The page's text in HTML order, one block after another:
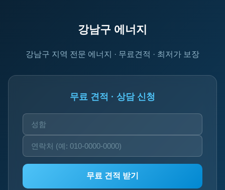
강남구 에너지
강남구 지역 전문 에너지 · 무료견적 · 최저가 보장
무료 견적 · 상담 신청
무료 견적 받기